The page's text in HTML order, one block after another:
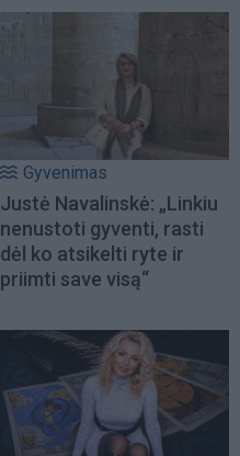
Gyvenimas
Justė Navalinskė: „Linkiu
nenustoti gyventi, rasti
dėl ko atsikelti ryte ir
priimti save visą“